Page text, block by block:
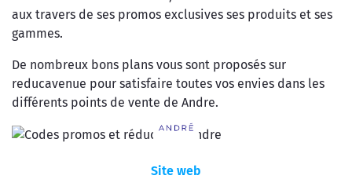
aux travers de ses promos exclusives ses produits et ses
gammes.
De nombreux bons plans vous sont proposés sur
reducavenue pour satisfaire toutes vos envies dans les
différents points de vente de Andre.
Site web